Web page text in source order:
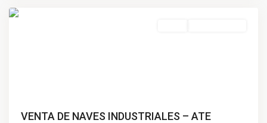
VENTA DE NAVES INDUSTRIALES – ATE